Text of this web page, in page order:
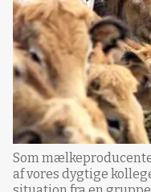
Som
af vores dygtige